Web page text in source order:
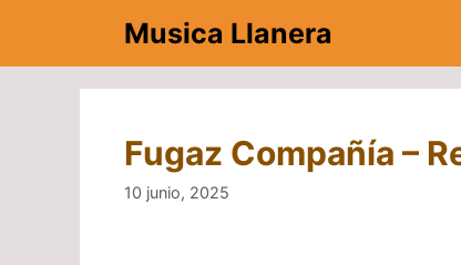
contenido
Musica Llanera
Fugaz Compañía –
10 junio, 2025